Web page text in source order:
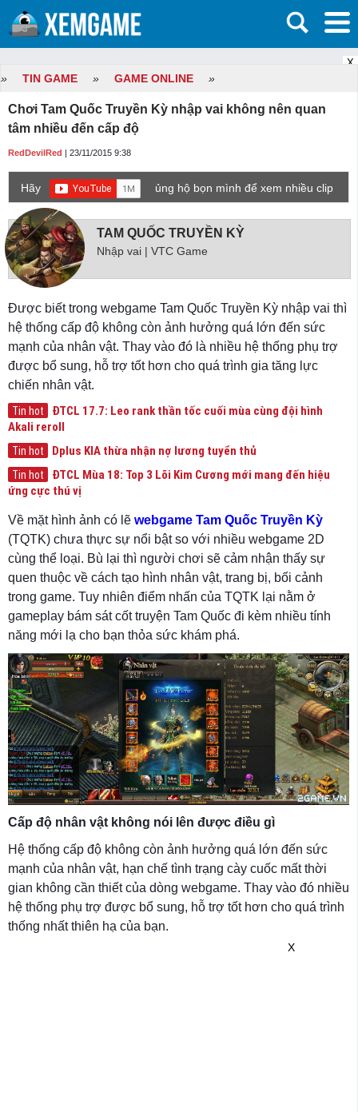
X
» TIN GAME » GAME ONLINE »
Chơi Tam Quốc Truyền Kỳ nhập vai không nên quan
tâm nhiều đến cấp độ
RedDevilRed | 23/11/2015 9:38
Hãy
ủng hộ bọn mình để xem nhiều clip
game mới hơn nhé!
TAM QUỐC TRUYỀN KỲ
Nhập vai | VTC Game
Được biết trong webgame Tam Quốc Truyền Kỳ nhập vai thì
hệ thống cấp độ không còn ảnh hưởng quá lớn đến sức
mạnh của nhân vật. Thay vào đó là nhiều hệ thống phụ trợ
được bổ sung, hỗ trợ tốt hơn cho quá trình gia tăng lực
chiến nhân vật.
Tin hot
ĐTCL 17.7: Leo rank thần tốc cuối mùa cùng đội hình
Akali reroll
Tin hot Dplus KIA thừa nhận nợ lương tuyển thủ
Tin hot
ĐTCL Mùa 18: Top 3 Lõi Kim Cương mới mang đến hiệu
ứng cực thú vị
Về mặt hình ảnh có lẽ webgame Tam Quốc Truyền Kỳ
(TQTK) chưa thực sự nổi bật so với nhiều webgame 2D
cùng thể loại. Bù lại thì người chơi sẽ cảm nhận thấy sự
quen thuộc về cách tạo hình nhân vật, trang bị, bối cảnh
trong game. Tuy nhiên điểm nhấn của TQTK lại nằm ở
gameplay bám sát cốt truyện Tam Quốc đi kèm nhiều tính
năng mới lạ cho bạn thỏa sức khám phá.
Cấp độ nhân vật không nói lên được điều gì
Hệ thống cấp độ không còn ảnh hưởng quá lớn đến sức
mạnh của nhân vật, hạn chế tình trạng cày cuốc mất thời
gian không cần thiết của dòng webgame. Thay vào đó nhiều
hệ thống phụ trợ được bổ sung, hỗ trợ tốt hơn cho quá trình
thống nhất thiên hạ của bạn.
X